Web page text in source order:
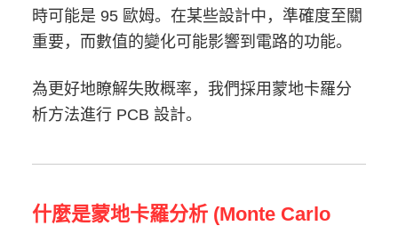
時可能是 95 歐姆。在某些設計中，準確度至關
重要，而數值的變化可能影響到電路的功能。
為更好地瞭解失敗概率，我們採用蒙地卡羅分
析方法進行 PCB 設計。
什麼是蒙地卡羅分析 (Monte Carlo